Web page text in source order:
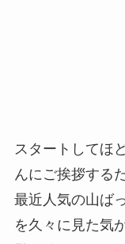
スタートしてほ
んにご挨拶する
最近人気の山ば
を久々に見た気